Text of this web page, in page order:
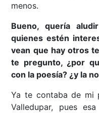
menos.
Bueno, quería
quienes estén
vean que hay otros
te pregunto, ¿por
con la poesía? ¿y la
Ya te contaba de mi
Valledupar, pues